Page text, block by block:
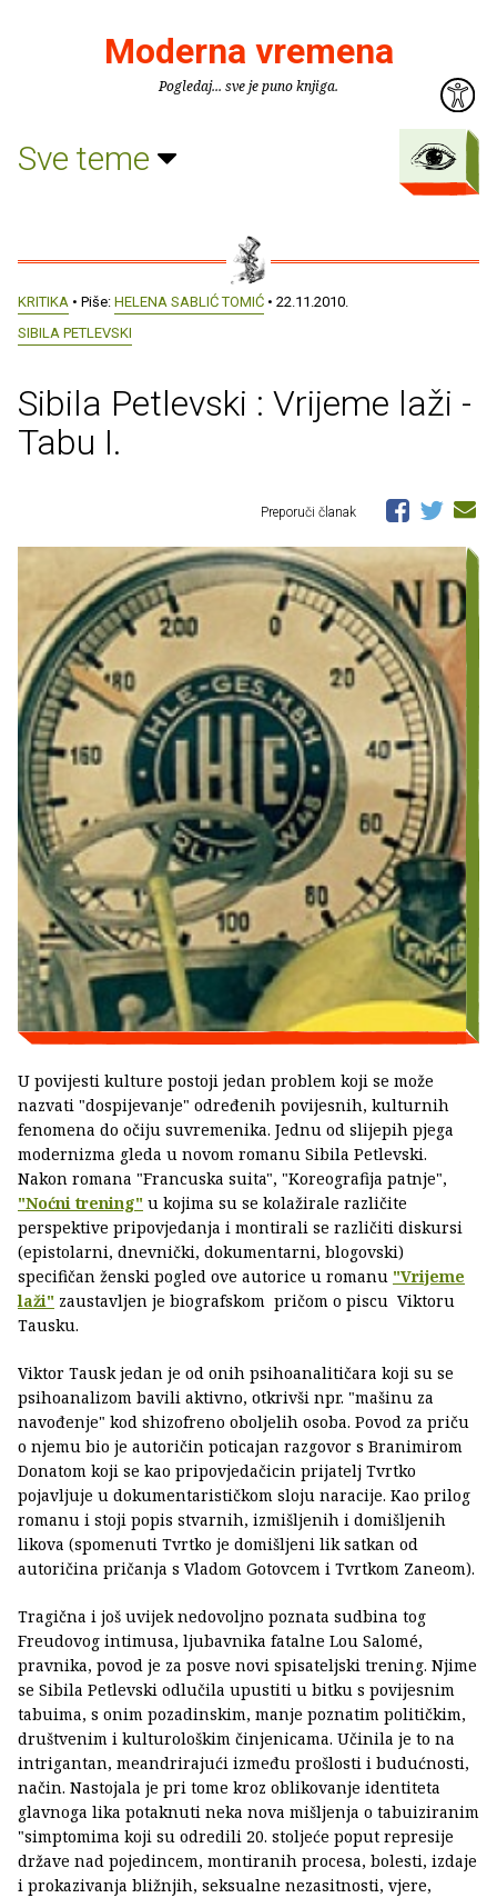
Moderna vremena
Pogledaj... sve je puno knjiga.
Sve teme
KRITIKA • Piše: HELENA SABLIĆ TOMIĆ • 22.11.2010.
SIBILA PETLEVSKI
Sibila Petlevski : Vrijeme laži -
Tabu I.
Preporuči članak
U povijesti kulture postoji jedan problem koji se može
nazvati "dospijevanje" određenih povijesnih, kulturnih
fenomena do očiju suvremenika. Jednu od slijepih pjega
modernizma gleda u novom romanu Sibila Petlevski.
Nakon romana "Francuska suita", "Koreografija patnje",
"Noćni trening" u kojima su se kolažirale različite
perspektive pripovjedanja i montirali se različiti diskursi
(epistolarni, dnevnički, dokumentarni, blogovski)
specifičan ženski pogled ove autorice u romanu "Vrijeme
laži" zaustavljen je biografskom pričom o piscu Viktoru
Tausku.
Viktor Tausk jedan je od onih psihoanalitičara koji su se
psihoanalizom bavili aktivno, otkrivši npr. "mašinu za
navođenje" kod shizofreno oboljelih osoba. Povod za priču
o njemu bio je autoričin poticajan razgovor s Branimirom
Donatom koji se kao pripovjedačicin prijatelj Tvrtko
pojavljuje u dokumentarističkom sloju naracije. Kao prilog
romanu i stoji popis stvarnih, izmišljenih i domišljenih
likova (spomenuti Tvrtko je domišljeni lik satkan od
autoričina pričanja s Vladom Gotovcem i Tvrtkom Zaneom).
Tragična i još uvijek nedovoljno poznata sudbina tog
Freudovog intimusa, ljubavnika fatalne Lou Salomé,
pravnika, povod je za posve novi spisateljski trening. Njime
se Sibila Petlevski odlučila upustiti u bitku s povijesnim
tabuima, s onim pozadinskim, manje poznatim političkim,
društvenim i kulturološkim činjenicama. Učinila je to na
intrigantan, meandrirajući između prošlosti i budućnosti,
način. Nastojala je pri tome kroz oblikovanje identiteta
glavnoga lika potaknuti neka nova mišljenja o tabuiziranim
"simptomima koji su odredili 20. stoljeće poput represije
države nad pojedincem, montiranih procesa, bolesti, izdaje
i prokazivanja bližnjih, seksualne nezasitnosti, vjere,